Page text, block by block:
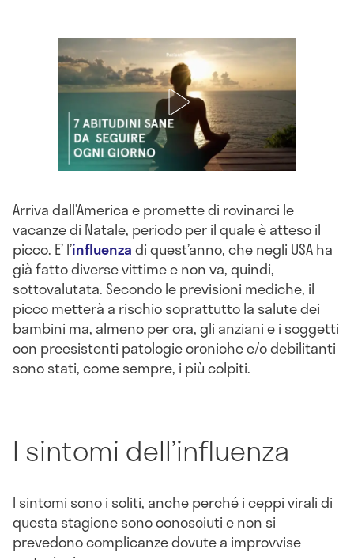
Arriva dall’America e promette di rovinarci le
vacanze di Natale, periodo per il quale è atteso il
picco. E’ l’influenzadi quest’anno, che negli USA ha
già fatto diverse vittime e non va, quindi,
sottovalutata. Secondo le previsioni mediche, il
picco metterà a rischio soprattutto la salute dei
bambini ma, almeno per ora, gli anziani e i soggetti
con preesistenti patologie croniche e/o debilitanti
sono stati, come sempre, i più colpiti.
I sintomi dell’influenza
I sintomi sono i soliti, anche perché i ceppi virali di
questa stagione sono conosciuti e non si
prevedono complicanze dovute a improvvise